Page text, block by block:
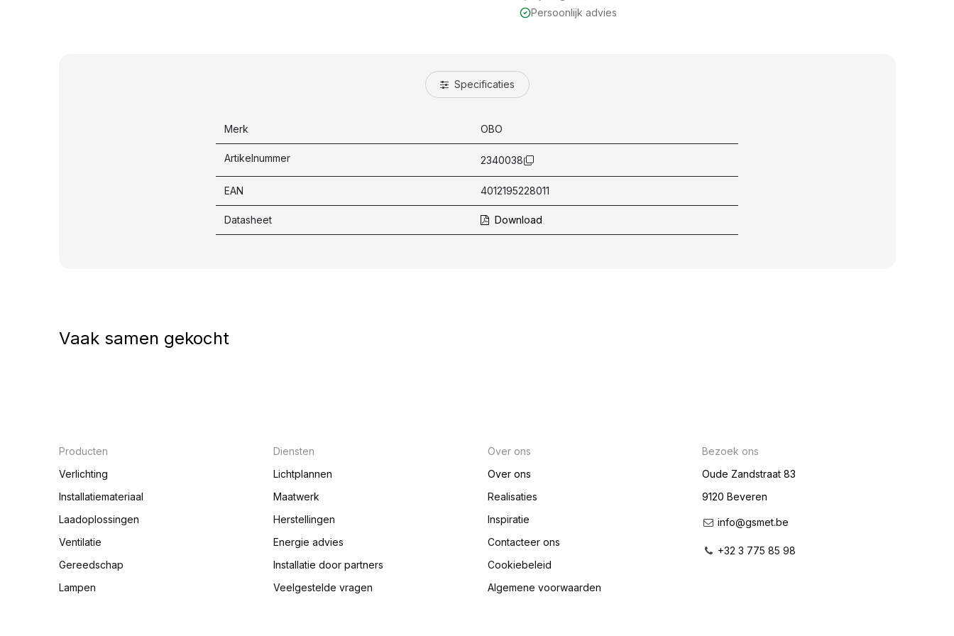
Persoonlijk advies
Specificaties
Merk OBO
Artikelnummer 2340038
EAN 4012195228011
Datasheet Download
Vaak samen gekocht
Producten
Verlichting
Installatiemateriaal
Laadoplossingen
Ventilatie
Gereedschap
Lampen
Diensten
Lichtplannen
Maatwerk
Herstellingen
Energie advies
Installatie door partners
Veelgestelde vragen
Over ons
Over ons
Realisaties
Inspiratie
Contacteer ons
Cookiebeleid
Algemene voorwaarden
Bezoek ons
Oude Zandstraat 83
9120 Beveren
info@gsmet.be
+32 3 775 85 98